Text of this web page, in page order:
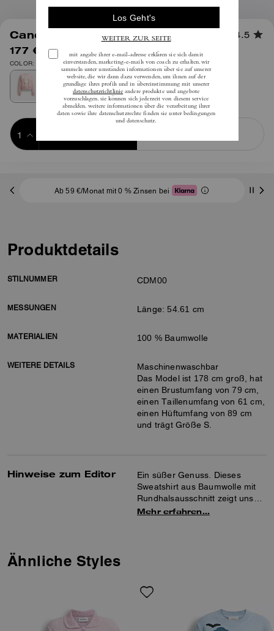
Candy Rundhalspullover 4.5
177 € 295 €
COLOR: Rosa
Ab 59 €/Monat mit 0 % Zinsen bei
Produktdetails
STILNUMMER CDM00
MESSUNGEN Länge: 54.61 cm
MATERIALIEN 100 % Baumwolle
WEITERE DETAILS
Maschinenwaschbar
Das Model ist 178 cm groß, hat
einen Brustumfang von 79 cm,
einen Taillenumfang von 61 cm,
einen Hüftumfang von 89 cm
und trägt Größe S.
Hinweise zum Editor
Ein süßer Genuss. Dieses
Sweatshirt aus Baumwolle mit
Rundhalsausschnitt zeigt unser
Coach Candy-Motiv, veredelt
Mehr erfahren…
Ähnliche Styles